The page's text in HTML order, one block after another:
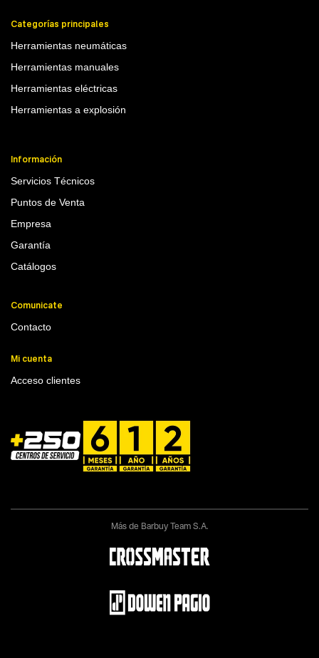
Categorías principales
Herramientas neumáticas
Herramientas manuales
Herramientas eléctricas
Herramientas a explosión
Información
Servicios Técnicos
Puntos de Venta
Empresa
Garantía
Catálogos
Comunicate
Contacto
Mi cuenta
Acceso clientes
Más de Barbuy Team S.A.